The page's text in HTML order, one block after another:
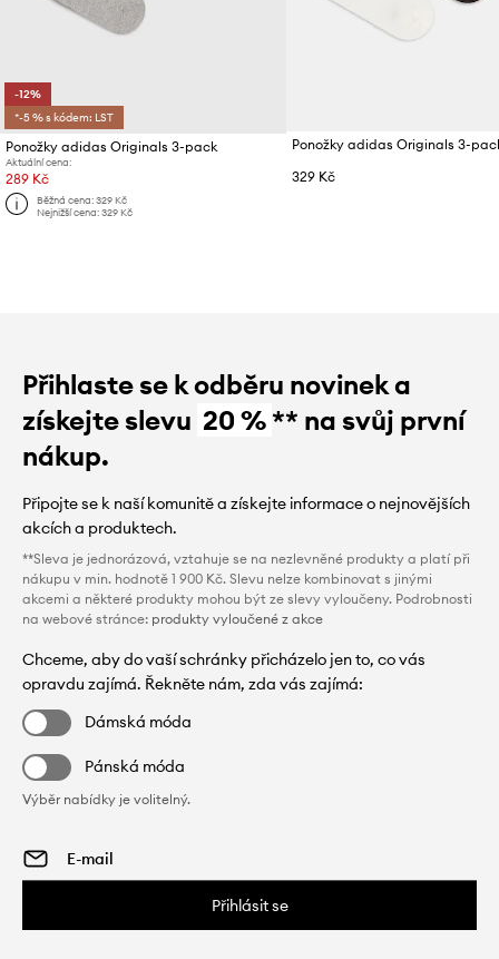
-12%
*-5 % s kódem: LST
Ponožky adidas Originals 3-pack
Aktuální cena:
289 Kč
Běžná cena:329 Kč
Nejnižší cena:329 Kč
Ponožky adidas Originals 3-
329 Kč
Přihlaste se k odběru novinek a
získejte slevu 20 %** na svůj první
nákup.
Připojte se k naší komunitě a získejte informace o nejnovějších
akcích a produktech.
**Sleva je jednorázová, vztahuje se na nezlevněné produkty a platí při
nákupu v min. hodnotě 1 900 Kč. Slevu nelze kombinovat s jinými
akcemi a některé produkty mohou být ze slevy vyloučeny. Podrobnosti
na webové stránce: produkty vyloučené z akce
Chceme, aby do vaší schránky přicházelo jen to, co vás
opravdu zajímá. Řekněte nám, zda vás zajímá:
Dámská móda
Pánská móda
Výběr nabídky je volitelný.
Přihlásit se